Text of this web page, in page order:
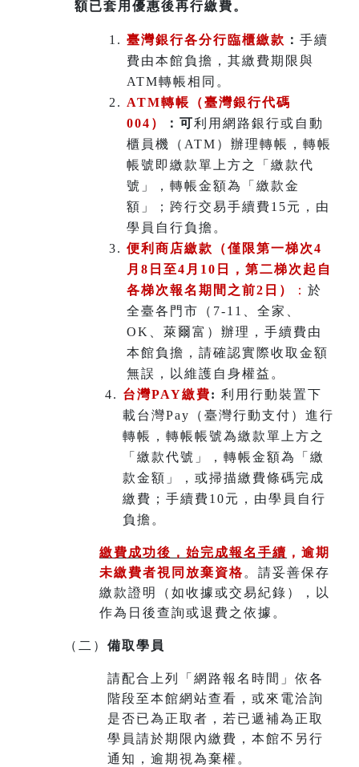
額已套用優惠後再行繳費。
臺灣銀行各分行臨櫃繳款 ： 手續
費由本館負擔，其繳費期限與
ATM轉帳相同。
ATM轉帳（臺灣銀行代碼
004）
：可 利用網路銀行或自動
櫃員機（ATM）辦理轉帳，轉帳
帳號即繳款單上方之「繳款代
號」，轉帳金額為「繳款金
額」；跨行交易手續費15元，由
學員自行負擔。
便利商店繳款（僅限第一梯次4
月8日至4月10日，第二梯次起自
各梯次報名期間之前2日）
： 於
全臺各門市（7-11、全家、
OK、萊爾富）辦理 ， 手續費由
本館負擔，請確認實際收取金額
無誤，以維護自身權益。
台灣PAY繳費: 利用行動裝置下
載台灣Pay（臺灣行動支付）進行
轉帳，轉帳帳號為繳款單上方之
「繳款代號」，轉帳金額為「繳
款金額」，或掃描繳費條碼完成
繳費；手續費10元，由學員自行
負擔。
繳費成功後，始完成報名手續 ，逾期
未繳費者視同放棄資格。請妥善保存
繳款證明（如收據或交易紀錄），以
作為日後查詢或退費之依據。
（二） 備取學員
請配合上列「網路報名時間」依各
階段至本館網站查看，或來電洽詢
是否已為正取者，若已遞補為正取
學員請於期限內繳費，本館不另行
通知，逾期視為棄權。